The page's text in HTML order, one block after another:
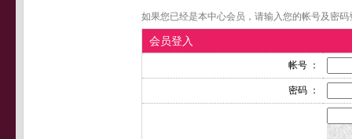
如果您已经是本中心会员，请输入您的帐号及密
会员登入
帐号 ：
密码 ：